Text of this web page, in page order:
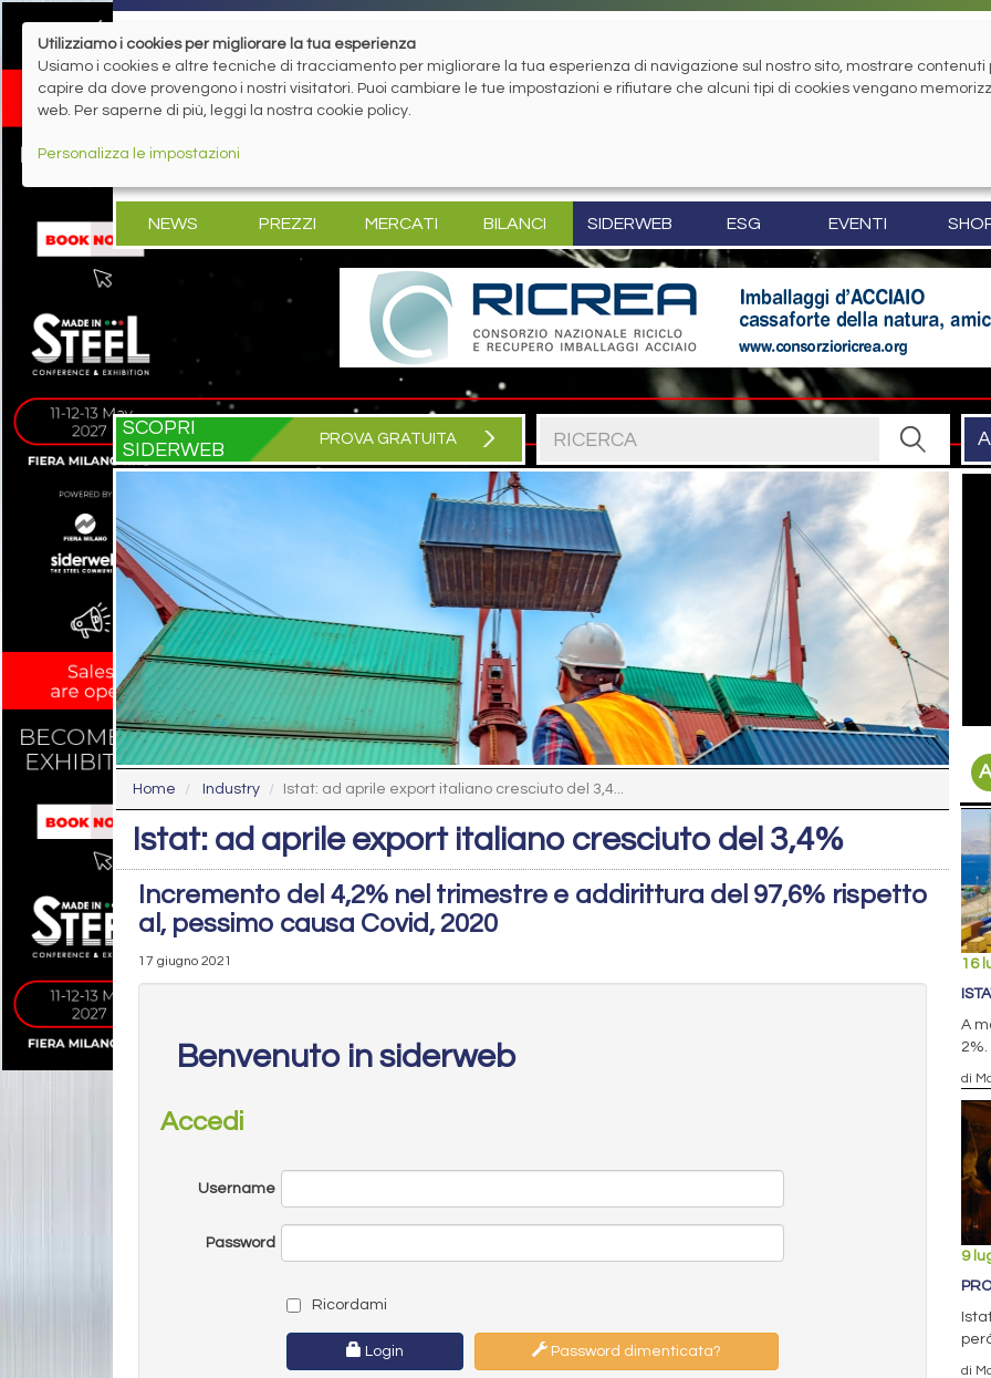
NEWS PREZZI MERCATI BILANCI SIDERWEB ESG EVENTI
SCOPRI
SIDERWEB
PROVA GRATUITA
Home Industry Istat: ad aprile export italiano cresciuto del 3,4...
Istat: ad aprile export italiano cresciuto del 3,4%
Incremento del 4,2% nel trimestre e addirittura del 97,6% rispetto
al, pessimo causa Covid, 2020
17 giugno 2021
Benvenuto in siderweb
Accedi
Username
Password
Ricordami
Login Password dimenticata?
16
A
di
9
di
Utilizziamo i cookies per migliorare la tua esperienza
Usiamo i cookies e altre tecniche di tracciamento per migliorare la tua esperienza di navigazione sul nostro sito, mostrare
capire da dove provengono i nostri visitatori. Puoi cambiare le tue impostazioni e rifiutare che alcuni tipi di cookies vengano
web. Per saperne di più, leggi la nostra cookie policy.
Personalizza le impostazioni